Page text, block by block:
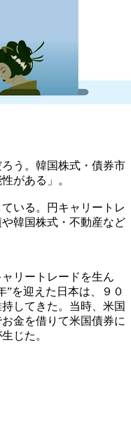
う。韓国株式・債券市
がある」。
いる。円キャリートレ
韓国株式・不動産など
リートレードを生ん
”を迎えた日本は、９０
してきた。当時、米国
金を借りて米国債券に
じた。